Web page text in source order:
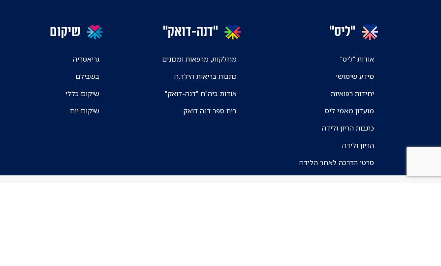
"ליס"
אודות "ליס"
מידע שימושי
יחידות רפואיות
מועדון מאמי ליס
כתבות הריון ולידה
הריון ולידה
סרטי הדרכה לאחר הלידה
"דנה-דואק"
מחלקות, מרפאות ומכונים
כתבות בריאות הילד.ה
אודות ביה"ח "דנה-דואק"
בית ספר דנה דואק
שיקום
גריאטריה
בשבילם
שיקום כללי
שיקום יום